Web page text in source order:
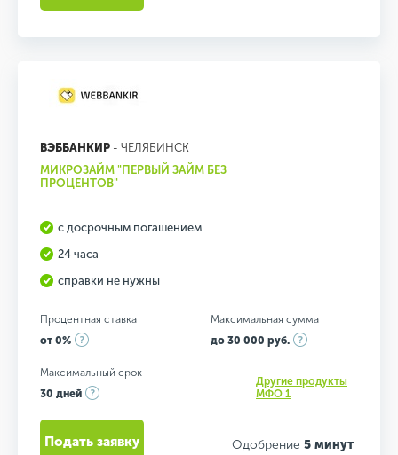
ВЭББАНКИР - ЧЕЛЯБИНСК
МИКРОЗАЙМ "ПЕРВЫЙ ЗАЙМ БЕЗ
ПРОЦЕНТОВ"
с досрочным погашением
24 часа
справки не нужны
Процентная ставка
от 0%
Максимальная сумма
до 30 000 руб.
Максимальный срок
30 дней
Другие продукты
МФО 1
Одобрение 5 минут
Подать заявку